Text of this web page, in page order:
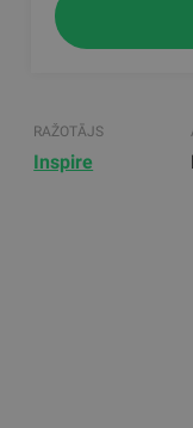
RAŽOTĀJS
Inspire